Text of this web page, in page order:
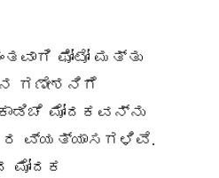
ಫೋಟೋ ಮತ್ತು
ಗಣೇಶನಿಗೆ
ಮೋದಕವನ್ನು
ವ್ಯತ್ಯಾಸಗಳಿವೆ.
ಮೋದಕ